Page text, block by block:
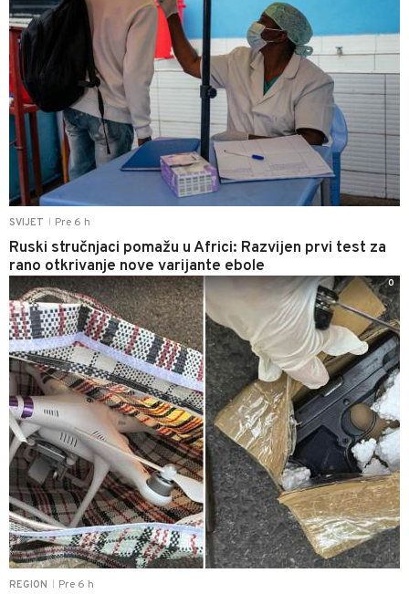
SVIJET Pre 6 h
Ruski stručnjaci pomažu u Africi: Razvijen prvi test za
rano otkrivanje nove varijante ebole
REGION Pre 6 h
0